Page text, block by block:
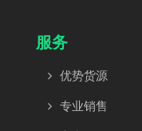
服务
优势货源
专业销售